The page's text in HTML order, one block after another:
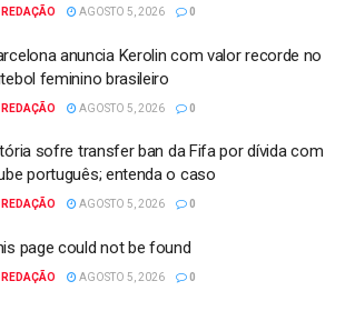
REDAÇÃO AGOSTO 5, 2026 0
anuncia Kerolin com valor recorde no
feminino brasileiro
REDAÇÃO AGOSTO 5, 2026 0
sofre transfer ban da Fifa por dívida com
português; entenda o caso
REDAÇÃO AGOSTO 5, 2026 0
page could not be found
REDAÇÃO AGOSTO 5, 2026 0